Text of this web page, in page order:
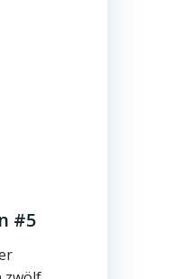
#5